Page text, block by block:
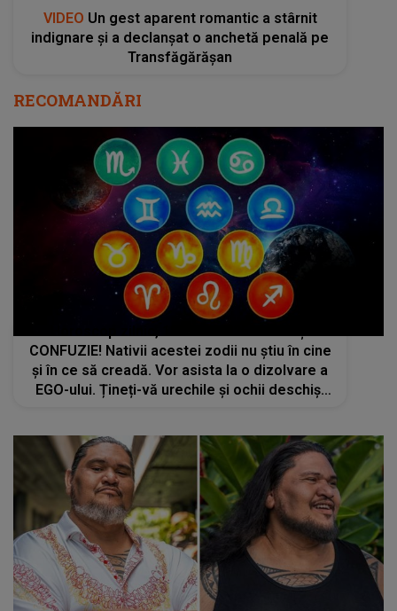
VIDEO Un gest aparent romantic a stârnit
indignare și a declanșat o anchetă penală pe
Transfăgărășan
RECOMANDĂRI
CONFUZIE! Nativii acestei zodii nu știu în cine
și în ce să creadă. Vor asista la o dizolvare a
EGO-ului. Țineți-vă urechile și ochii deschiși